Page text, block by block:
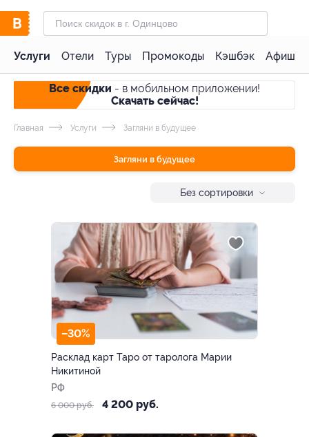
Услуги Отели Туры Промокоды Кэшбэк Афиша
Все скидки - в мобильном приложении!
Скачать сейчас!
Главная Услуги Загляни в будущее
Загляни в будущее
Без сортировки
–30%
Расклад карт Таро от таролога Марии
Никитиной
РФ
6 000 руб. 4 200 руб.